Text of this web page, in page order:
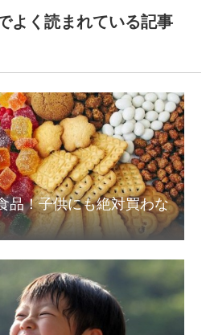
よく読まれている記事
品！子供にも絶対買わな